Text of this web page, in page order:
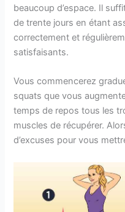
beaucoup d’espace. Il
de trente jours en étant
correctement et
satisfaisants.
Vous commencerez
squats que vous
temps de repos tous les
muscles de récupérer.
d’excuses pour vous